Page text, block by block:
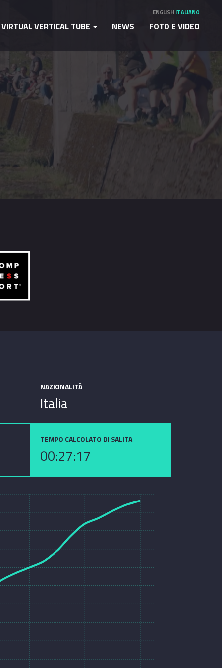
VIRTUAL VERTICAL TUBE NEWS FOTO E VIDEO
ENGLISH ITALIANO
NAZIONALITÀ
Italia
TEMPO CALCOLATO DI SALITA
00:27:17